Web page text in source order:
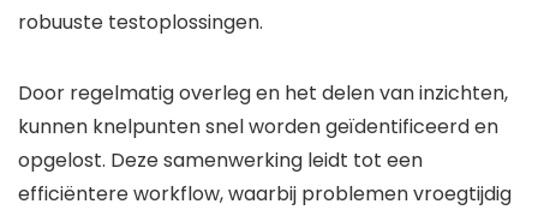
robuuste testoplossingen.
Door regelmatig overleg en het delen van inzichten,
kunnen knelpunten snel worden geïdentificeerd en
opgelost. Deze samenwerking leidt tot een
efficiëntere workflow, waarbij problemen vroegtijdig